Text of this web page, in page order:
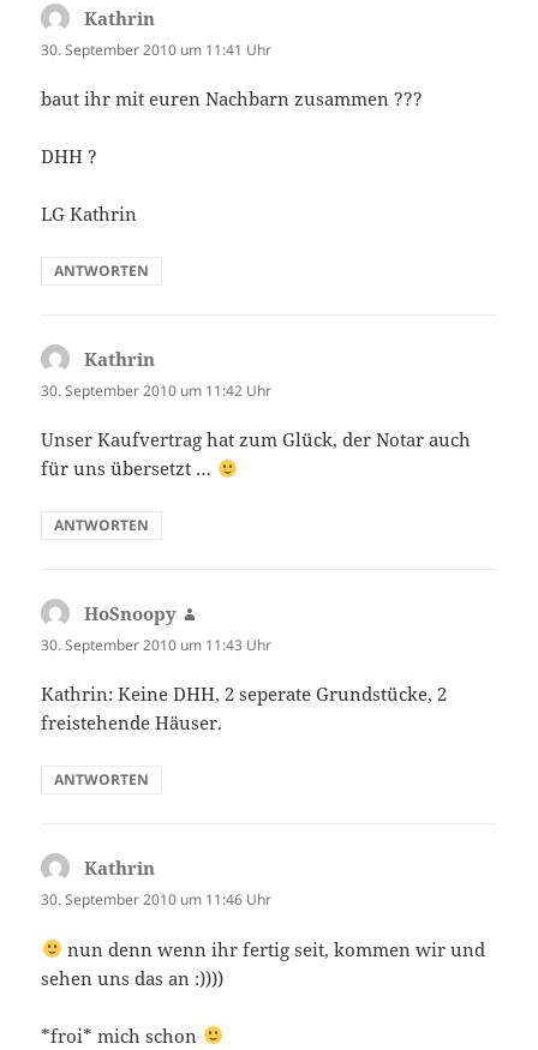
Kathrin
30. September 2010 um 11:41 Uhr
baut ihr mit euren Nachbarn zusammen ???
DHH ?
LG Kathrin
ANTWORTEN
Kathrin
30. September 2010 um 11:42 Uhr
Unser Kaufvertrag hat zum Glück, der Notar auch
für uns übersetzt …
ANTWORTEN
HoSnoopy
30. September 2010 um 11:43 Uhr
Kathrin: Keine DHH, 2 seperate Grundstücke, 2
freistehende Häuser.
ANTWORTEN
Kathrin
30. September 2010 um 11:46 Uhr
nun denn wenn ihr fertig seit, kommen wir und
sehen uns das an :))))
*froi* mich schon